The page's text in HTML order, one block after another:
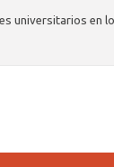
universitarios en